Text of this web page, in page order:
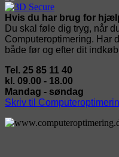
Hvis du har brug for
Du skal føle dig tryg, når
Computeroptimering. Har
både før og efter dit
Tel. 25 85 11 40
kl. 09.00 - 18.00
Mandag - søndag
Skriv til